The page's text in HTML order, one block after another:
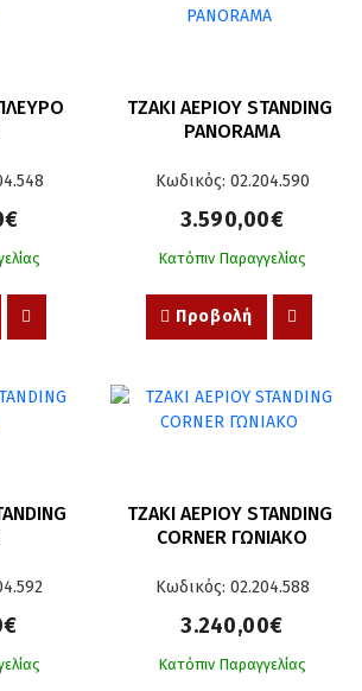
ΤΖΑΚΙ ΑΕΡΙΟΥ STANDING
PANORAMA
Κωδικός: 02.204.590
3.590,00€
Κατόπιν Παραγγελίας
Προβολή
ΤΖΑΚΙ ΑΕΡΙΟΥ STANDING
CORNER ΓΩΝΙΑΚΟ
Κωδικός: 02.204.588
3.240,00€
Κατόπιν Παραγγελίας